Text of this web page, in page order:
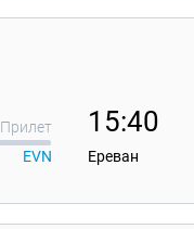
Прилет
EVN
15:40
Ереван